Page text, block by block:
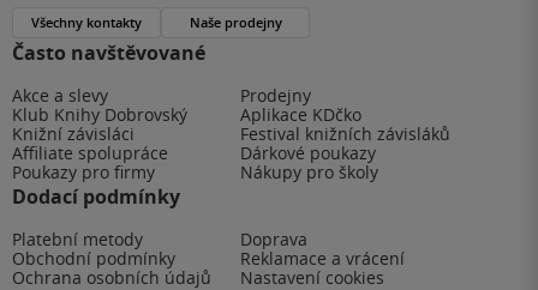
Často navštěvované
Akce a slevy
Prodejny
Klub Knihy Dobrovský
Aplikace KDčko
Knižní závisláci
Festival knižních závisláků
Affiliate spolupráce
Dárkové poukazy
Poukazy pro firmy
Nákupy pro školy
Dodací podmínky
Platební metody
Doprava
Obchodní podmínky
Reklamace a vrácení
Ochrana osobních údajů
Nastavení cookies
Všechny kontakty Naše prodejny